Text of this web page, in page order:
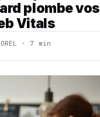
plombe vos
Vitals
· 7 min